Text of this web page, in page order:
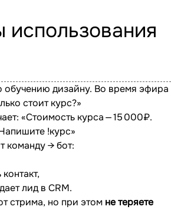
обучению дизайну. Во время эфира
стоит курс?»
«Стоимость курса — 15 000₽.
!курс»
команду → бот:
лид в CRM.
стрима, но при этом не теряете